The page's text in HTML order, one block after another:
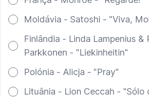
Moldávia - Satoshi - "Viva,
Finlândia - Linda Lampenius &
Parkkonen - "Liekinheitin"
Polónia - Alicja - "Pray"
Lituânia - Lion Ceccah - "Sólo